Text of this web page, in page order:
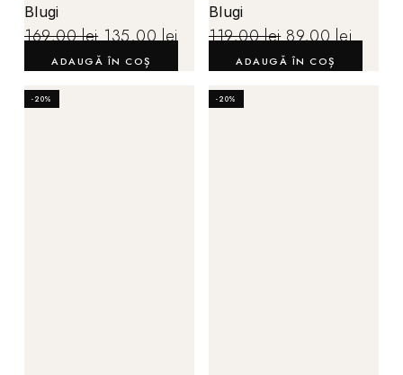
Blugi
169,00lei 135,00lei
ADAUGĂ ÎN COȘ
Blugi
119,00lei 89,00lei
ADAUGĂ ÎN COȘ
-20% -20%